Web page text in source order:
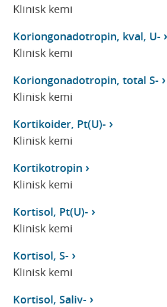
Klinisk kemi
Koriongonadotropin, kval, U-
Klinisk kemi
Koriongonadotropin, total S-
Klinisk kemi
Kortikoider, Pt(U)-
Klinisk kemi
Kortikotropin
Klinisk kemi
Kortisol, Pt(U)-
Klinisk kemi
Kortisol, S-
Klinisk kemi
Kortisol, Saliv-